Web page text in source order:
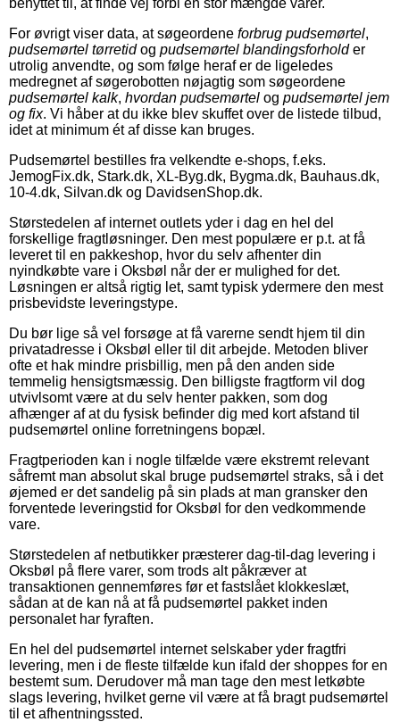
For øvrigt viser data, at søgeordene forbrug pudsemørtel,
pudsemørtel tørretidog pudsemørtel blandingsforholder
utrolig anvendte, og som følge heraf er de ligeledes
medregnet af søgerobotten nøjagtig som søgeordene
pudsemørtel kalk, hvordan pudsemørtel og pudsemørtel jem
og fix. Vi håber at du ikke blev skuffet over de listede tilbud,
idet at minimum ét af disse kan bruges.
Pudsemørtel bestilles fra velkendte e-shops, f.eks.
JemogFix.dk, Stark.dk, XL-Byg.dk, Bygma.dk, Bauhaus.dk,
10-4.dk, Silvan.dk og DavidsenShop.dk.
Størstedelen af internet outlets yder i dag en hel del
forskellige fragtløsninger. Den mest populære er p.t. at få
leveret til en pakkeshop, hvor du selv afhenter din
nyindkøbte vare i Oksbøl når der er mulighed for det.
Løsningen er altså rigtig let, samt typisk ydermere den mest
prisbevidste leveringstype.
Du bør lige så vel forsøge at få varerne sendt hjem til din
privatadresse i Oksbøl eller til dit arbejde. Metoden bliver
ofte et hak mindre prisbillig, men på den anden side
temmelig hensigtsmæssig. Den billigste fragtform vil dog
utvivlsomt være at du selv henter pakken, som dog
afhænger af at du fysisk befinder dig med kort afstand til
pudsemørtel online forretningens bopæl.
Fragtperioden kan i nogle tilfælde være ekstremt relevant
såfremt man absolut skal bruge pudsemørtel straks, så i det
øjemed er det sandelig på sin plads at man gransker den
forventede leveringstid for Oksbøl for den vedkommende
vare.
Størstedelen af netbutikker præsterer dag-til-dag levering i
Oksbøl på flere varer, som trods alt påkræver at
transaktionen gennemføres før et fastslået klokkeslæt,
sådan at de kan nå at få pudsemørtel pakket inden
personalet har fyraften.
En hel del pudsemørtel internet selskaber yder fragtfri
levering, men i de fleste tilfælde kun ifald der shoppes for en
bestemt sum. Derudover må man tage den mest letkøbte
slags levering, hvilket gerne vil være at få bragt pudsemørtel
til et afhentningssted.